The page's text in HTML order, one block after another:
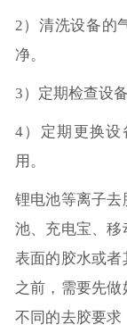
2）清洗设备的
净。
3）定期检查设
4）定期更换设
用。
锂电池等离子
池、充电宝、
表面的胶水或
之前，需要先
不同的去胶要